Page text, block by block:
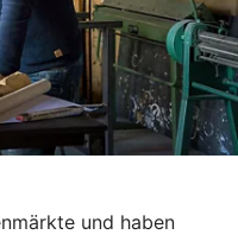
und haben